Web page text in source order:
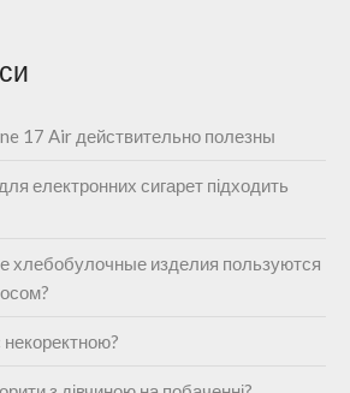
17 Air действительно полезны
електронних сигарет підходить
хлебобулочные изделия пользуются